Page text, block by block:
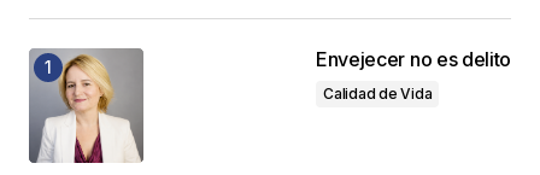
Envejecer no es delito
Calidad de Vida